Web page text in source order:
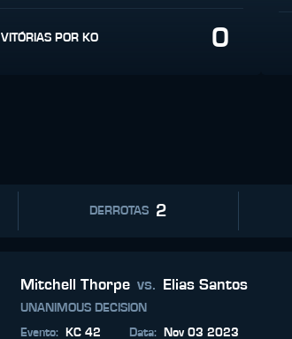
VITÓRIAS POR KO 0
DERROTAS 2
Mitchell Thorpe vs. Elias Santos
UNANIMOUS DECISION
Evento: KC 42 Data: Nov 03 2023